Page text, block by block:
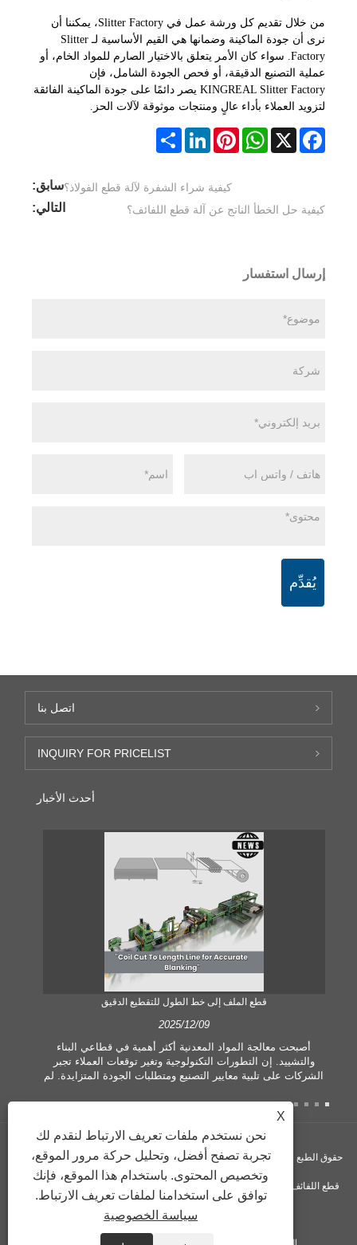
من خلال تقديم كل ورشة عمل في Slitter Factory، يمكننا أن
نرى أن جودة الماكينة وضمانها هي القيم الأساسية لـ Slitter
Factory. سواء كان الأمر يتعلق بالاختيار الصارم للمواد الخام، أو
عملية التصنيع الدقيقة، أو فحص الجودة الشامل، فإن
KINGREAL Slitter Factory يصر دائمًا على جودة الماكينة الفائقة
لتزويد العملاء بأداء عالٍ ومنتجات موثوقة لآلات الحز.
Facebook
X
WhatsApp
Pinterest
LinkedIn
Share
سابق:كيفية شراء الشفرة لآلة قطع الفولاذ؟
التالي: كيفية حل الخطأ الناتج عن آلة قطع اللفائف؟
إرسال استفسار
يُقدِّم
اتصل بنا
INQUIRY FOR PRICELIST
أحدث الأخبار
قطع الملف إلى خط الطول للتقطيع الدقيق
2025/12/09
أصبحت معالجة المواد المعدنية أكثر أهمية في قطاعي البناء
والتشييد. إن التطورات التكنولوجية وتغير توقعات العملاء تجبر
الشركات على تلبية معايير التصنيع ومتطلبات الجودة المتزايدة. لم
المعاصرة، وخاصة في السعي لتحقيق قدر كبير من الدقة والكفاءة.
ولذلك، فقد ظهر خط قطع الملف حسب الطول كمعدات معالجة
الملف.
حقوق الطبع والنشر © GUANGZHOU KINGREAL MACHINERY CO., LTD.، - آلة
قطع اللفائف، آلة قطع اللفائف حسب الطول، خط قطع المعدن حسب الطول - جميع
الحقوق محفوظة
الروابط RSS
X
نحن نستخدم ملفات تعريف الارتباط لنقدم لك
تجربة تصفح أفضل، وتحليل حركة مرور الموقع،
وتخصيص المحتوى. باستخدام هذا الموقع، فإنك
توافق على استخدامنا لملفات تعريف الارتباط.
سياسة الخصوصية